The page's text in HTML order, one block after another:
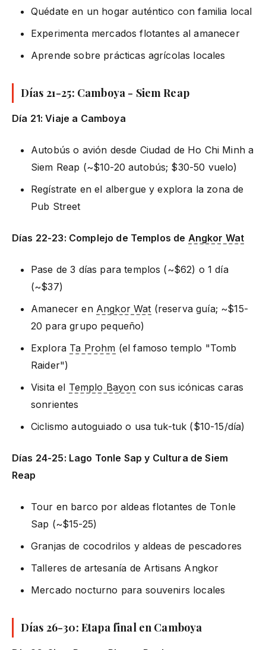
Quédate en un hogar auténtico con familia local
Experimenta mercados flotantes al amanecer
Aprende sobre prácticas agrícolas locales
Días 21-25: Camboya - Siem Reap
Día 21: Viaje a Camboya
Autobús o avión desde Ciudad de Ho Chi Minh a
Siem Reap (~$10-20 autobús; $30-50 vuelo)
Regístrate en el albergue y explora la zona de
Pub Street
Días 22-23: Complejo de Templos de Angkor Wat
Pase de 3 días para templos (~$62) o 1 día
(~$37)
Amanecer en Angkor Wat (reserva guía; ~$15-
20 para grupo pequeño)
Explora Ta Prohm (el famoso templo "Tomb
Raider")
Visita el Templo Bayon con sus icónicas caras
sonrientes
Ciclismo autoguiado o usa tuk-tuk ($10-15/día)
Días 24-25: Lago Tonle Sap y Cultura de Siem
Reap
Tour en barco por aldeas flotantes de Tonle
Sap (~$15-25)
Granjas de cocodrilos y aldeas de pescadores
Talleres de artesanía de Artisans Angkor
Mercado nocturno para souvenirs locales
Días 26-30: Etapa final en Camboya